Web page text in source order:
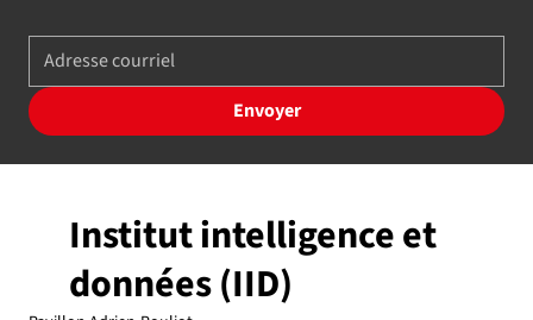
Envoyer
Institut intelligence et
données (IID)